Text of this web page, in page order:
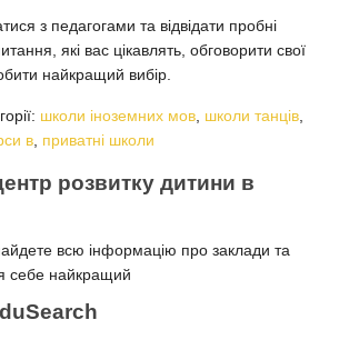
з педагогами та відвідати пробні
які вас цікавлять, обговорити свої
найкращий вибір.
школи іноземних мов, школи танців,
в, приватні школи
розвитку дитини в
всю інформацію про заклади та
себе найкращий